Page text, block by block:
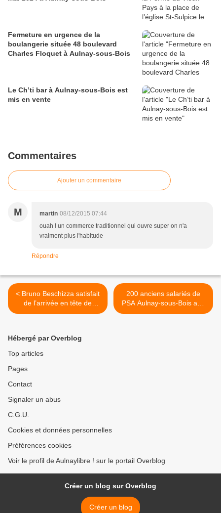
Fermeture en urgence de la
boulangerie située 48 boulevard
Charles Floquet à Aulnay-sous-Bois
Le Ch’ti bar à Aulnay-sous-Bois est
mis en vente
Commentaires
Ajouter un commentaire
M martin 08/12/2015 07:44
ouah ! un commerce traditionnel qui ouvre super on n'a
vraiment plus l'habitude
Répondre
< Bruno Beschizza satisfait
de l’arrivée en tête de
Valérie Pécresse à Aulnay-
200 anciens salariés de
PSA Aulnay-sous-Bois aux
prud’hommes de Bobigny >
Hébergé par Overblog
Top articles
Pages
Contact
Signaler un abus
C.G.U.
Cookies et données personnelles
Préférences cookies
Voir le profil de Aulnaylibre ! sur le portail Overblog
Créer un blog sur Overblog
Créer un blog